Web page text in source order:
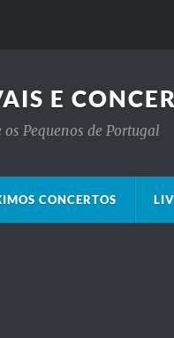
E
Pequenos de Portugal
CONCERTOS